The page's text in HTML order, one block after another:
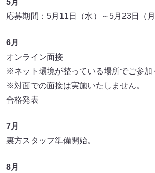
5月
応募期間：5月11日（水）～5月23日（
6月
オンライン面接
※ネット環境が整っている場所でご参加
※対面での面接は実施いたしません。
合格発表
7月
裏方スタッフ準備開始。
8月